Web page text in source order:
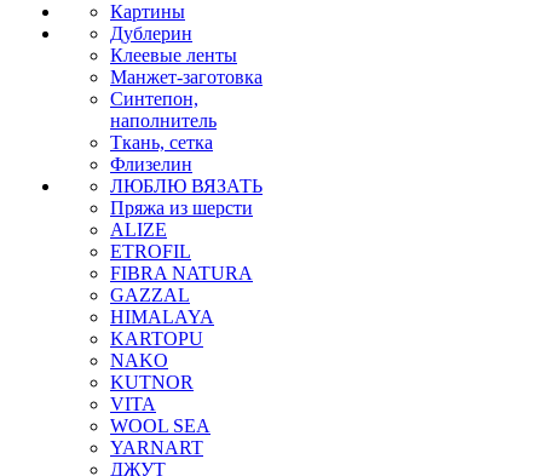
Картины
Дублерин
Клеевые ленты
Манжет-заготовка
Синтепон,
наполнитель
Ткань, сетка
Флизелин
ЛЮБЛЮ ВЯЗАТЬ
Пряжа из шерсти
ALIZE
ETROFIL
FIBRA NATURA
GAZZAL
HIMALAYA
KARTOPU
NAKO
KUTNOR
VITA
WOOL SEA
YARNART
ДЖУТ